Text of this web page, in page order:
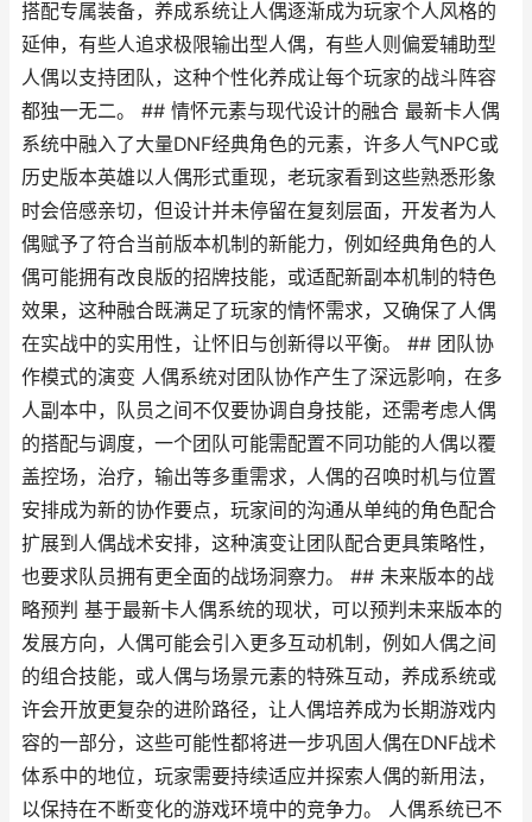
搭配专属装备，养成系统让人偶逐渐成为玩家个人风格的
延伸，有些人追求极限输出型人偶，有些人则偏爱辅助型
人偶以支持团队，这种个性化养成让每个玩家的战斗阵容
都独一无二。 ## 情怀元素与现代设计的融合 最新卡人偶
系统中融入了大量DNF经典角色的元素，许多人气NPC或
历史版本英雄以人偶形式重现，老玩家看到这些熟悉形象
时会倍感亲切，但设计并未停留在复刻层面，开发者为人
偶赋予了符合当前版本机制的新能力，例如经典角色的人
偶可能拥有改良版的招牌技能，或适配新副本机制的特色
效果，这种融合既满足了玩家的情怀需求，又确保了人偶
在实战中的实用性，让怀旧与创新得以平衡。 ## 团队协
作模式的演变 人偶系统对团队协作产生了深远影响，在多
人副本中，队员之间不仅要协调自身技能，还需考虑人偶
的搭配与调度，一个团队可能需配置不同功能的人偶以覆
盖控场，治疗，输出等多重需求，人偶的召唤时机与位置
安排成为新的协作要点，玩家间的沟通从单纯的角色配合
扩展到人偶战术安排，这种演变让团队配合更具策略性，
也要求队员拥有更全面的战场洞察力。 ## 未来版本的战
略预判 基于最新卡人偶系统的现状，可以预判未来版本的
发展方向，人偶可能会引入更多互动机制，例如人偶之间
的组合技能，或人偶与场景元素的特殊互动，养成系统或
许会开放更复杂的进阶路径，让人偶培养成为长期游戏内
容的一部分，这些可能性都将进一步巩固人偶在DNF战术
体系中的地位，玩家需要持续适应并探索人偶的新用法，
以保持在不断变化的游戏环境中的竞争力。 人偶系统已不